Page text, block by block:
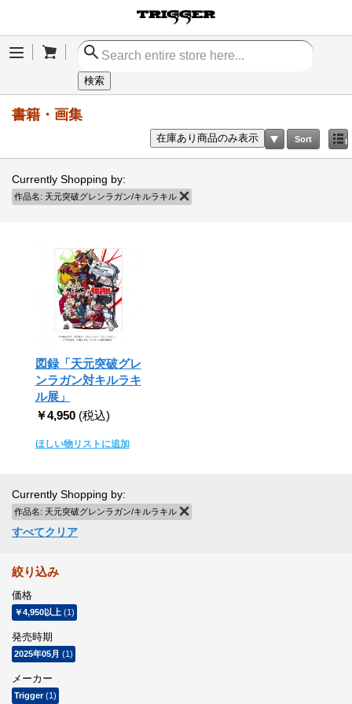
Menu
検索
書籍・画集
Sort
在庫あり商品のみ表示
Currently Shopping by:
作品名: 天元突破グレンラガン/キルラキル
図録「天元突破グレ
ンラガン対キルラキ
ル展」
￥4,950 (税込)
ほしい物リストに追加
Currently Shopping by:
作品名: 天元突破グレンラガン/キルラキル
すべてクリア
絞り込み
価格
￥4,950以上 (1)
発売時期
2025年05月 (1)
メーカー
Trigger(1)